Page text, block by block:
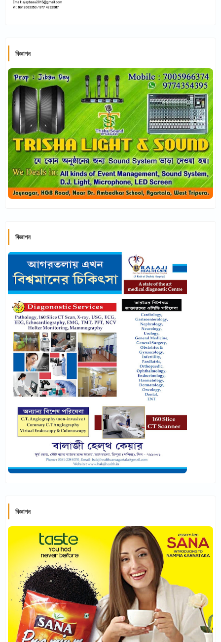
বিজ্ঞাপন
বিজ্ঞাপন
বিজ্ঞাপন